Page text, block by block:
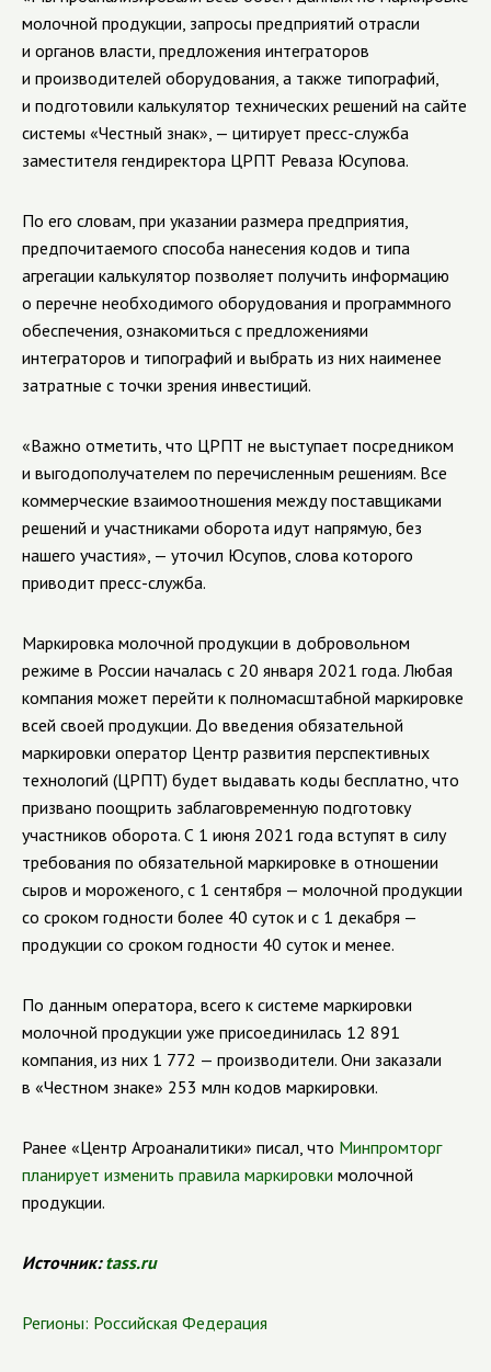
молочной продукции, запросы предприятий отрасли
и органов власти, предложения интеграторов
и производителей оборудования, а также типографий,
и подготовили калькулятор технических решений на сайте
системы «Честный знак», — цитирует пресс-служба
заместителя гендиректора ЦРПТ Реваза Юсупова.
По его словам, при указании размера предприятия,
предпочитаемого способа нанесения кодов и типа
агрегации калькулятор позволяет получить информацию
о перечне необходимого оборудования и программного
обеспечения, ознакомиться с предложениями
интеграторов и типографий и выбрать из них наименее
затратные с точки зрения инвестиций.
«Важно отметить, что ЦРПТ не выступает посредником
и выгодополучателем по перечисленным решениям. Все
коммерческие взаимоотношения между поставщиками
решений и участниками оборота идут напрямую, без
нашего участия», — уточил Юсупов, слова которого
приводит пресс-служба.
Маркировка молочной продукции в добровольном
режиме в России началась с 20 января 2021 года. Любая
компания может перейти к полномасштабной маркировке
всей своей продукции. До введения обязательной
маркировки оператор Центр развития перспективных
технологий (ЦРПТ) будет выдавать коды бесплатно, что
призвано поощрить заблаговременную подготовку
участников оборота. С 1 июня 2021 года вступят в силу
требования по обязательной маркировке в отношении
сыров и мороженого, с 1 сентября — молочной продукции
со сроком годности более 40 суток и с 1 декабря —
продукции со сроком годности 40 суток и менее.
По данным оператора, всего к системе маркировки
молочной продукции уже присоединилась 12 891
компания, из них 1 772 — производители. Они заказали
в «Честном знаке» 253 млн кодов маркировки.
Ранее «Центр Агроаналитики» писал, что Минпромторг
планирует изменить правила маркировки молочной
продукции.
Источник:tass.ru
Регионы: Российская Федерация